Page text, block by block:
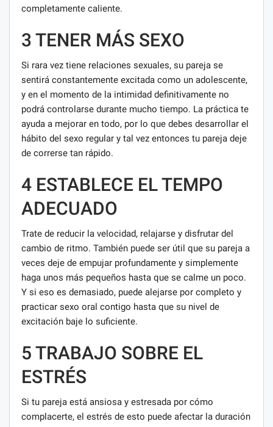
completamente caliente.
3 TENER MÁS SEXO
Si rara vez tiene relaciones sexuales, su pareja se
sentirá constantemente excitada como un adolescente,
y en el momento de la intimidad definitivamente no
podrá controlarse durante mucho tiempo. La práctica te
ayuda a mejorar en todo, por lo que debes desarrollar el
hábito del sexo regular y tal vez entonces tu pareja deje
de correrse tan rápido.
4 ESTABLECE EL TEMPO
ADECUADO
Trate de reducir la velocidad, relajarse y disfrutar del
cambio de ritmo. También puede ser útil que su pareja a
veces deje de empujar profundamente y simplemente
haga unos más pequeños hasta que se calme un poco.
Y si eso es demasiado, puede alejarse por completo y
practicar sexo oral contigo hasta que su nivel de
excitación baje lo suficiente.
5 TRABAJO SOBRE EL
ESTRÉS
Si tu pareja está ansiosa y estresada por cómo
complacerte, el estrés de esto puede afectar la duración